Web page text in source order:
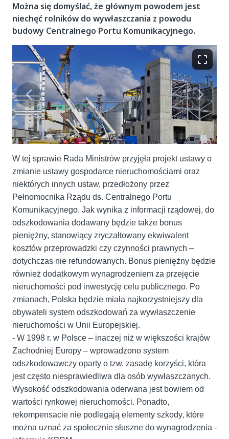
Można się domyślać, że głównym powodem jest
niechęć rolników do wywłaszczania z powodu
budowy Centralnego Portu Komunikacyjnego.
W tej sprawie Rada Ministrów przyjęła projekt ustawy o
zmianie ustawy gospodarce nieruchomościami oraz
niektórych innych ustaw, przedłożony przez
Pełnomocnika Rządu ds. Centralnego Portu
Komunikacyjnego. Jak wynika z informacji rządowej, do
odszkodowania dodawany będzie także bonus
pieniężny, stanowiący zryczałtowany ekwiwalent
kosztów przeprowadzki czy czynności prawnych –
dotychczas nie refundowanych. Bonus pieniężny będzie
również dodatkowym wynagrodzeniem za przejęcie
nieruchomości pod inwestycję celu publicznego. Po
zmianach, Polska będzie miała najkorzystniejszy dla
obywateli system odszkodowań za wywłaszczenie
nieruchomości w Unii Europejskiej.
- W 1998 r. w Polsce – inaczej niż w większości krajów
Zachodniej Europy – wprowadzono system
odszkodowawczy oparty o tzw. zasadę korzyści, która
jest często niesprawiedliwa dla osób wywłaszczanych.
Wysokość odszkodowania oderwana jest bowiem od
wartości rynkowej nieruchomości. Ponadto,
rekompensacie nie podlegają elementy szkody, które
można uznać za społecznie słuszne do wynagrodzenia -